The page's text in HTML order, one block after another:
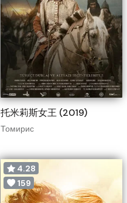
托米莉斯女王 (2019)
Томирис
4.28
159